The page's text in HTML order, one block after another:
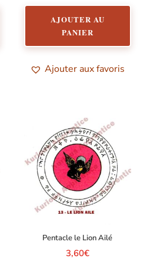
AJOUTER AU
PANIER
Ajouter aux favoris
Pentacle le Lion Ailé
3,60€